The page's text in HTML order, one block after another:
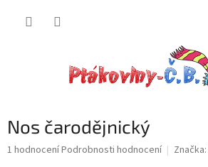
Nos čarodějnický
Průměrné
1 hodnoceníPodrobnosti hodnocení Značka: